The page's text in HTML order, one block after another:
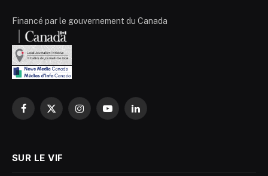
Financé par le gouvernement du Canada
Facebook
X
InstagramYouTubeLinkedIn
SUR LE VIF